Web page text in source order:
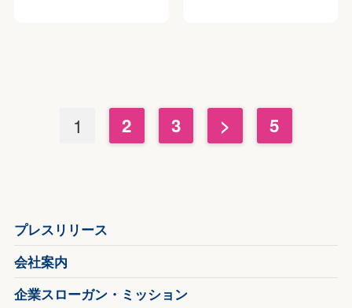
1 2 3 > 5
プレスリリース
会社案内
企業スローガン・ミッション